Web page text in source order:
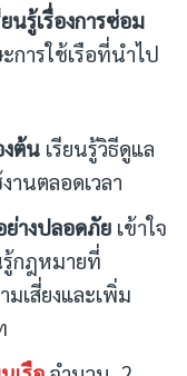
นรู้เรื่องการซ่อม
การใช้เรือที่นำไป
ต้นเรียนรู้วิธีดูแล
านตลอดเวลา
ย่างปลอดภัยเข้าใจ
รู้กฎหมายที่
มเสี่ยงและเพิ่ม